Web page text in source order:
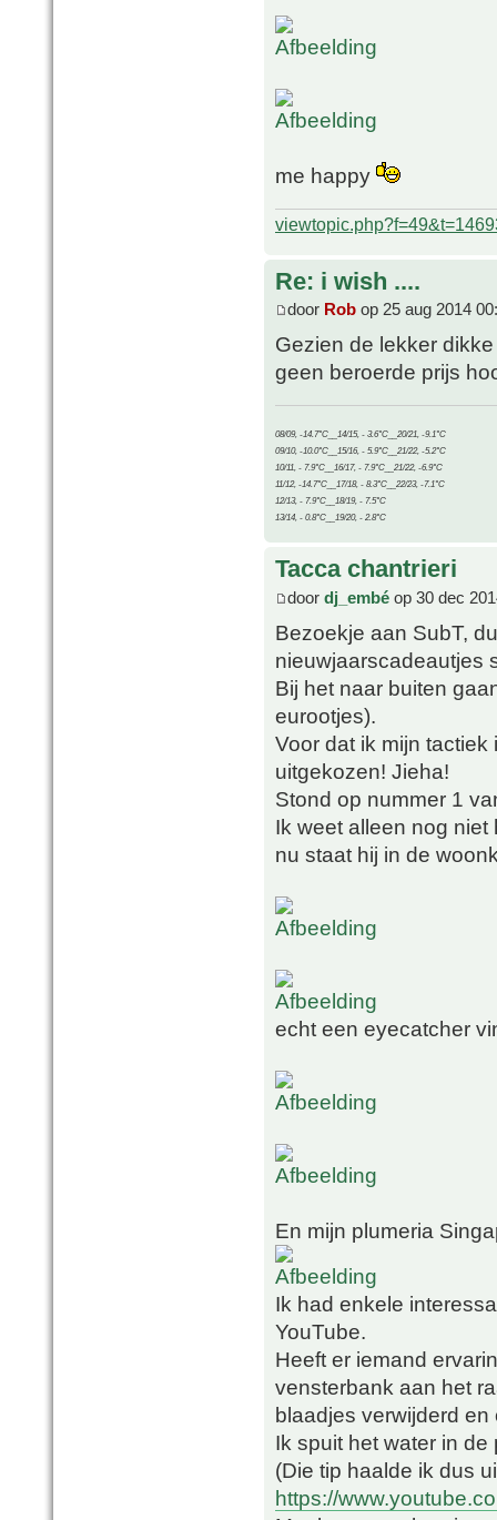
me happy
Re: i wish ....
door Rob op 25 aug 2014
Gezien de lekker
geen beroerde prijs
08/09, -14.7°C__14/15, - 3.6°C__20/21, -9.1°C
09/10, -10.0°C__15/16, - 5.9°C__21/22, -5.2°C
10/11, - 7.9°C__16/17, - 7.9°C__21/22, -6.9°C
11/12, -14.7°C__17/18, - 8.3°C__22/23, -7.1°C
12/13, - 7.9°C__18/19, - 7.5°C
13/14, - 0.8°C__19/20, - 2.8°C
Tacca chantrieri
door dj_embé op 30 dec
Bezoekje aan SubT,
nieuwjaarscadeautjes
Bij het naar buiten
eurootjes).
Voor dat ik mijn
uitgekozen! Jieha!
Stond op nummer 1
Ik weet alleen nog
nu staat hij in de
echt een eyecatcher
En mijn plumeria
Ik had enkele
YouTube.
Heeft er iemand
vensterbank aan het
blaadjes verwijderd
Ik spuit het water in
(Die tip haalde ik dus
https://